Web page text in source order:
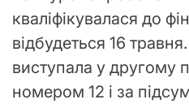
кваліфікувалася до
відбудеться 16
виступала у другому
номером 12 і за